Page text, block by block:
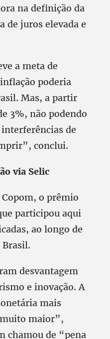
na definição da
de juros elevada e
a meta de
poderia
Mas, a partir
3%, não podendo
de
conclui.
via Selic
o prêmio
participou aqui
ao longo de
desvantagem
e inovação. A
mais
maior”,
chamou de “pena